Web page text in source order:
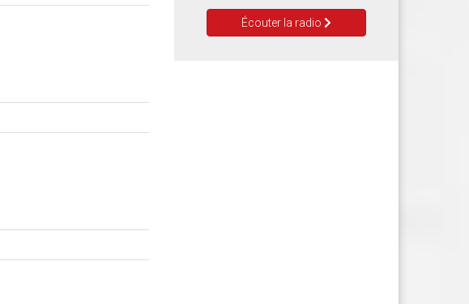
Écouter la radio